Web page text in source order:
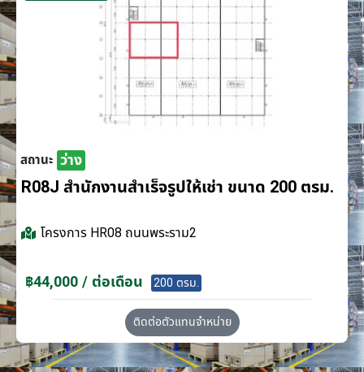
สถานะ ว่าง
R08J สำนักงานสำเร็จรูปให้เช่า ขนาด 200 ตรม.
โครงการ HR08 ถนนพระราม2
฿44,000 / ต่อเดือน 200 ตรม.
ติดต่อตัวแทนจำหน่าย